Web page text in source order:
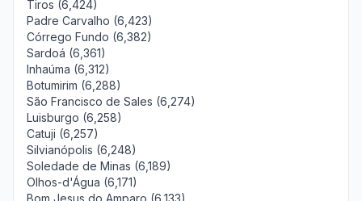
Tiros (6,424)
Padre Carvalho (6,423)
Córrego Fundo (6,382)
Sardoá (6,361)
Inhaúma (6,312)
Botumirim (6,288)
São Francisco de Sales (6,274)
Luisburgo (6,258)
Catuji (6,257)
Silvianópolis (6,248)
Soledade de Minas (6,189)
Olhos-d'Água (6,171)
Bom Jesus do Amparo (6,133)